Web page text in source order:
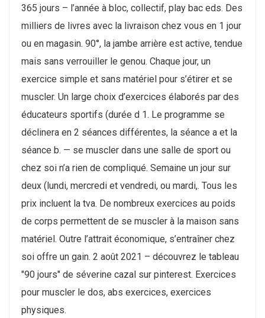
365 jours – l’année à bloc, collectif, play bac eds. Des
milliers de livres avec la livraison chez vous en 1 jour
ou en magasin. 90°, la jambe arrière est active, tendue
mais sans verrouiller le genou. Chaque jour, un
exercice simple et sans matériel pour s’étirer et se
muscler. Un large choix d’exercices élaborés par des
éducateurs sportifs (durée d 1. Le programme se
déclinera en 2 séances différentes, la séance a et la
séance b. — se muscler dans une salle de sport ou
chez soi n’a rien de compliqué. Semaine un jour sur
deux (lundi, mercredi et vendredi, ou mardi,. Tous les
prix incluent la tva. De nombreux exercices au poids
de corps permettent de se muscler à la maison sans
matériel. Outre l’attrait économique, s’entraîner chez
soi offre un gain. 2 août 2021 – découvrez le tableau
"90 jours" de séverine cazal sur pinterest. Exercices
pour muscler le dos, abs exercices, exercices
physiques.